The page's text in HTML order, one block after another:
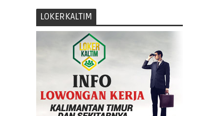
LOKERKALTIM